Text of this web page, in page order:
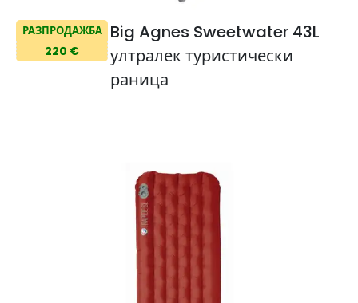
РАЗПРОДАЖБА
220 €
Big Agnes Sweetwater 43L
ултралек туристически
раница